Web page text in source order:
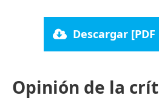
Descargar [PDF
Opinión de la